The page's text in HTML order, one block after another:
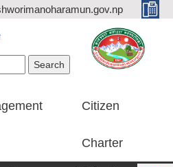
Citizen
Charter